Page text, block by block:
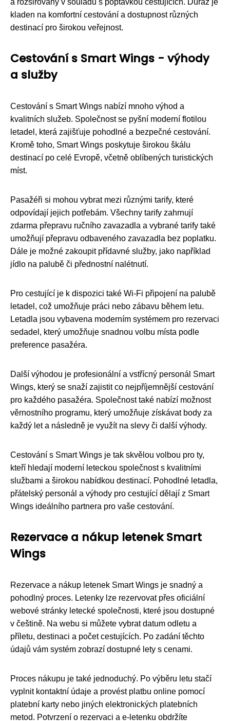
kladen na komfortní cestování a dostupnost různých
destinací pro širokou veřejnost.
Cestování s Smart Wings - výhody
a služby
Cestování s Smart Wings nabízí mnoho výhod a
kvalitních služeb. Společnost se pyšní moderní flotilou
letadel, která zajišťuje pohodlné a bezpečné cestování.
Kromě toho, Smart Wings poskytuje širokou škálu
destinací po celé Evropě, včetně oblíbených turistických
míst.
Pasažéři si mohou vybrat mezi různými tarify, které
odpovídají jejich potřebám. Všechny tarify zahrnují
zdarma přepravu ručního zavazadla a vybrané tarify také
umožňují přepravu odbaveného zavazadla bez poplatku.
Dále je možné zakoupit přídavné služby, jako například
jídlo na palubě či přednostní nalétnutí.
Pro cestující je k dispozici také Wi-Fi připojení na palubě
letadel, což umožňuje práci nebo zábavu během letu.
Letadla jsou vybavena moderním systémem pro rezervaci
sedadel, který umožňuje snadnou volbu místa podle
preference pasažéra.
Další výhodou je profesionální a vstřícný personál Smart
Wings, který se snaží zajistit co nejpříjemnější cestování
pro každého pasažéra. Společnost také nabízí možnost
věrnostního programu, který umožňuje získávat body za
každý let a následně je využít na slevy či další výhody.
Cestování s Smart Wings je tak skvělou volbou pro ty,
kteří hledají moderní leteckou společnost s kvalitními
službami a širokou nabídkou destinací. Pohodlné letadla,
přátelský personál a výhody pro cestující dělají z Smart
Wings ideálního partnera pro vaše cestování.
Rezervace a nákup letenek Smart
Wings
Rezervace a nákup letenek Smart Wings je snadný a
pohodlný proces. Letenky lze rezervovat přes oficiální
webové stránky letecké společnosti, které jsou dostupné
v češtině. Na webu si můžete vybrat datum odletu a
příletu, destinaci a počet cestujících. Po zadání těchto
údajů vám systém zobrazí dostupné lety s cenami.
Proces nákupu je také jednoduchý. Po výběru letu stačí
vyplnit kontaktní údaje a provést platbu online pomocí
platební karty nebo jiných elektronických platebních
metod. Potvrzení o rezervaci a e-letenku obdržíte